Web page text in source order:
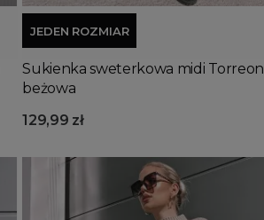
JEDEN ROZMIAR
Sukienka sweterkowa midi Torreon
beżowa
129,99 zł